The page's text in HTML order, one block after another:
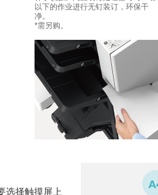
以下的作业进行无钉装订，环保干
净。
*需另购。
选择触摸屏上